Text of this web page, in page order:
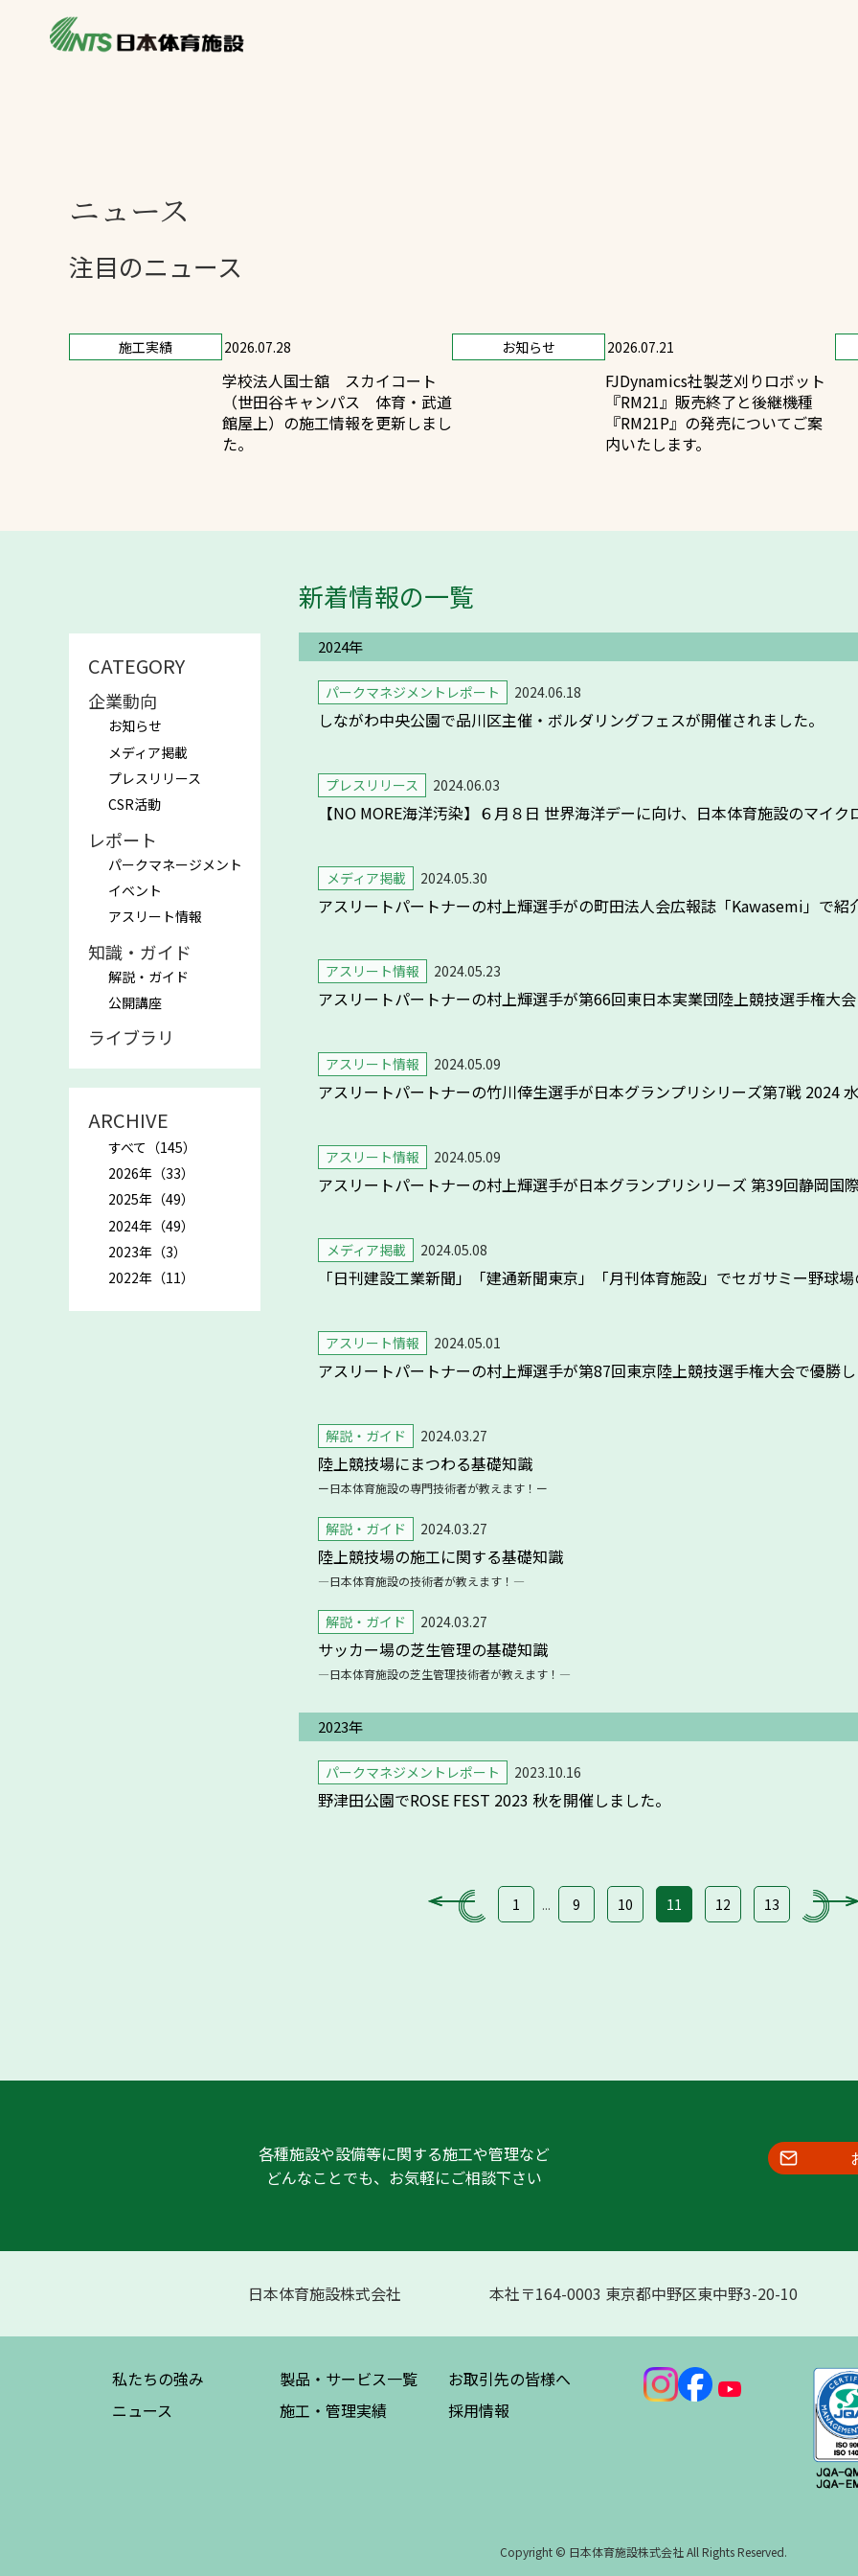
防球設備
パークマネジメント
スポーツターフ（芝生）
ニュース
注目のニュース
施工実績 2026.07.28
学校法人国士舘 スカイコート
（世田谷キャンパス 体育・武道
館屋上）の施工情報を更新しまし
た。
お知らせ 2026.07.21
FJDynamics社製芝刈りロボット
『RM21』販売終了と後継機種
『RM21P』の発売についてご案
内いたします。
CATEGORY
企業動向
お知らせ
メディア掲載
プレスリリース
CSR活動
レポート
パークマネージメント
イベント
アスリート情報
知識・ガイド
解説・ガイド
公開講座
ライブラリ
ARCHIVE
すべて（145）
2026年（33）
2025年（49）
2024年（49）
2023年（3）
2022年（11）
新着情報の一覧
2024年
2024.06.18
パークマネジメントレポート
しながわ中央公園で品川区主催・ボルダリングフェスが開催されました。
2024.06.03
プレスリリース
【NO MORE海洋汚染】６月８日 世界海洋デーに向け、日本体育施設のマイ
2024.05.30
メディア掲載
アスリートパートナーの村上輝選手がの町田法人会広報誌「Kawasemi」で紹
2024.05.23
アスリート情報
アスリートパートナーの村上輝選手が第66回東日本実業団陸上競技選手権大
2024.05.09
アスリート情報
アスリートパートナーの竹川倖生選手が日本グランプリシリーズ第7戦 2024
2024.05.09
アスリート情報
アスリートパートナーの村上輝選手が日本グランプリシリーズ 第39回静岡国
2024.05.08
メディア掲載
「日刊建設工業新聞」「建通新聞東京」「月刊体育施設」でセガサミー野球
2024.05.01
アスリート情報
アスリートパートナーの村上輝選手が第87回東京陸上競技選手権大会で優勝
2024.03.27
解説・ガイド
陸上競技場にまつわる基礎知識
ー日本体育施設の専門技術者が教えます！ー
2024.03.27
解説・ガイド
陸上競技場の施工に関する基礎知識
―日本体育施設の技術者が教えます！―
2024.03.27
解説・ガイド
サッカー場の芝生管理の基礎知識
―日本体育施設の芝生管理技術者が教えます！―
2023年
2023.10.16
パークマネジメントレポート
野津田公園でROSE FEST 2023 秋を開催しました。
1 ... 9 10 11 12 13
各種施設や設備等に関する施工や管理など
どんなことでも、お気軽にご相談下さい
日本体育施設株式会社 本社〒164-0003 東京都中野区東中野3-20-10
私たちの強み
ニュース
製品・サービス一覧
施工・管理実績
お取引先の皆様へ
採用情報
Copyright © 日本体育施設株式会社 All Rights Reserved.